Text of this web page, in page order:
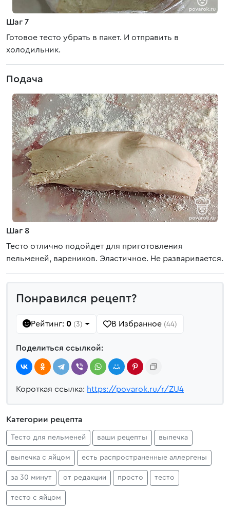
Шаг 7
Готовое тесто убрать в пакет. И отправить в
холодильник.
Подача
Шаг 8
Тесто отлично подойдет для приготовления
пельменей, вареников. Эластичное. Не разваривается.
Понравился рецепт?
Рейтинг: 0 (3) В Избранное (44)
Поделиться ссылкой:
Короткая ссылка: https://povarok.ru/r/ZU4
Категории рецепта
Тесто для пельменей ваши рецепты выпечка
выпечка с яйцом есть распространенные аллергены
за 30 минут от редакции просто тесто
тесто с яйцом